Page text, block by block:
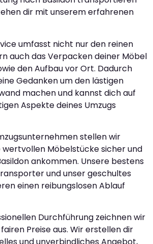
dir mit unserem erfahrenen
umfasst nicht nur den reinen
auch das Verpacken deiner Möbel
den Aufbau vor Ort. Dadurch
Gedanken um den lästigen
machen und kannst dich auf
Aspekte deines Umzugs
stellen wir
wertvollen Möbelstücke sicher und
ankommen. Unsere bestens
und unser geschultes
einen reibungslosen Ablauf
Durchführung zeichnen wir
Preise aus. Wir erstellen dir